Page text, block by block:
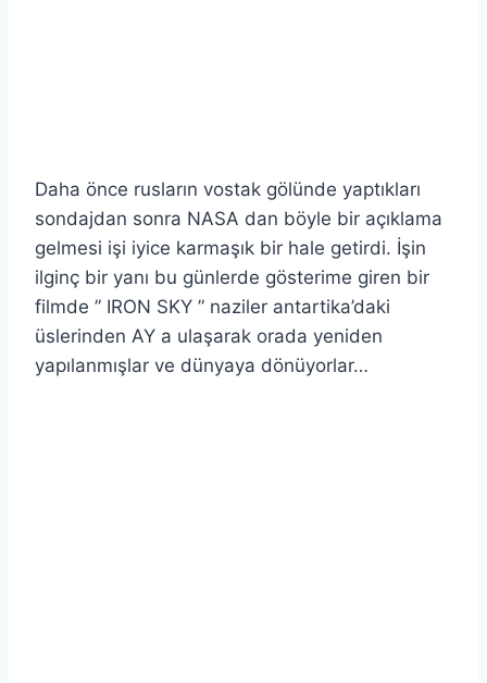
Daha önce rusların vostak gölünde yaptıkları
sondajdan sonra NASA dan böyle bir açıklama
gelmesi işi iyice karmaşık bir hale getirdi. İşin
ilginç bir yanı bu günlerde gösterime giren bir
filmde ” IRON SKY ” naziler antartika’daki
üslerinden AY a ulaşarak orada yeniden
yapılanmışlar ve dünyaya dönüyorlar…